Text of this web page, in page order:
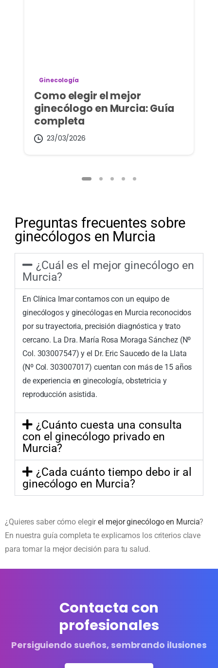
Ginecología
Como elegir el mejor
ginecólogo en Murcia: Guía
completa
23/03/2026
Preguntas frecuentes sobre
ginecólogos en Murcia
¿Cuál es el mejor ginecólogo en
Murcia?
En Clínica Imar contamos con un equipo de
ginecólogos y ginecólogas en Murcia reconocidos
por su trayectoria, precisión diagnóstica y trato
cercano. La Dra. María Rosa Moraga Sánchez (Nº
Col. 303007547) y el Dr. Eric Saucedo de la Llata
(Nº Col. 303007017) cuentan con más de 15 años
de experiencia en ginecología, obstetricia y
reproducción asistida.
¿Cuánto cuesta una consulta
con el ginecólogo privado en
Murcia?
¿Cada cuánto tiempo debo ir al
ginecólogo en Murcia?
¿Quieres saber cómo elegirel mejor ginecólogo en Murcia?
En nuestra guía completa te explicamos los criterios clave
para tomar la mejor decisión para tu salud.
Contacta con
profesionales
Persiguiendo sueños, sembrando ilusiones